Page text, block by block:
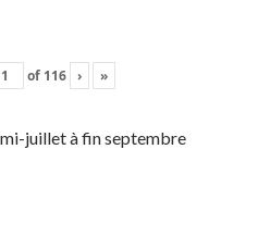
of 116 › »
juillet à fin septembre